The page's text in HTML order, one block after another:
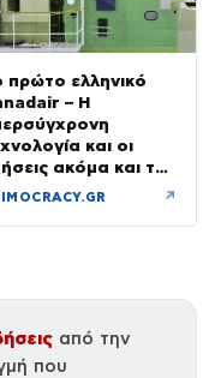
πρώτο ελληνικό
– Η
και οι
ακόμα και τη
– βίντεο
↗
από την
που